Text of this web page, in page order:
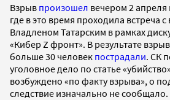
Взрыв произошел вечером 2 апреля
где в это время проходила встреча
Владленом Татарским в рамках
«Кибер Z фронт». В результате
больше 30 человек пострадали. СК
уголовное дело по статье
возбуждено «по факту взрыва», о
следствие изначально не сообщало.